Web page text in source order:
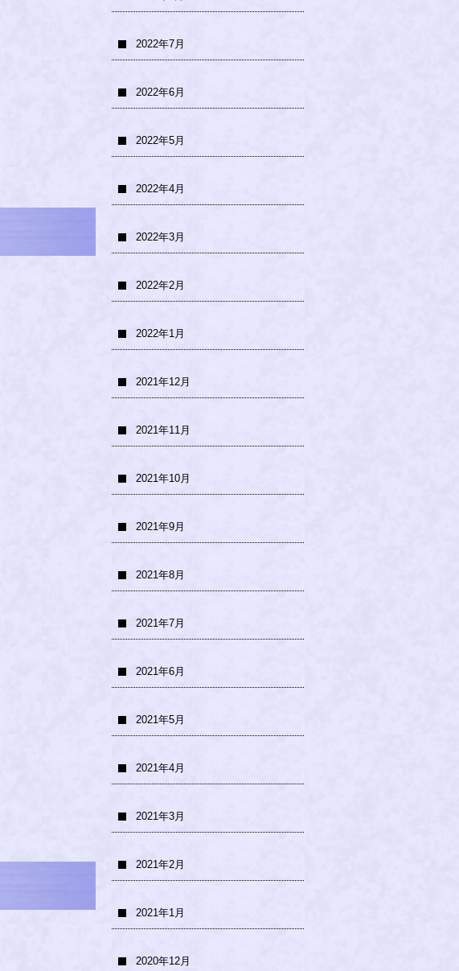
2022年7月
2022年6月
2022年5月
2022年4月
2022年3月
2022年2月
2022年1月
2021年12月
2021年11月
2021年10月
2021年9月
2021年8月
2021年7月
2021年6月
2021年5月
2021年4月
2021年3月
2021年2月
2021年1月
2020年12月